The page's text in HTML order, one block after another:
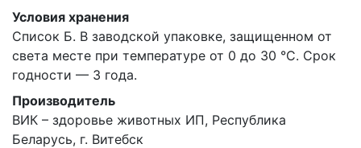
Условия хранения
Список Б. В заводской упаковке, защищенном от
света месте при температуре от 0 до 30 °С. Срок
годности — 3 года.
Производитель
ВИК – здоровье животных ИП, Республика
Беларусь, г. Витебск